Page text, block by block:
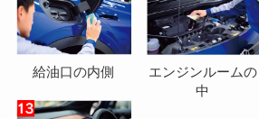
給油口の内側
エンジンルームの
中